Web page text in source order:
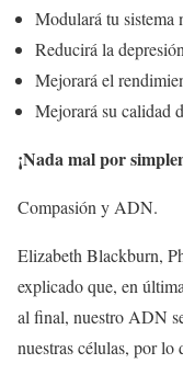
Modulará tu sistema
Reducirá la
Mejorará el
Mejorará su calidad
¡Nada mal por
Compasión y ADN.
Elizabeth Blackburn,
explicado que, en
al final, nuestro ADN
nuestras células, por lo